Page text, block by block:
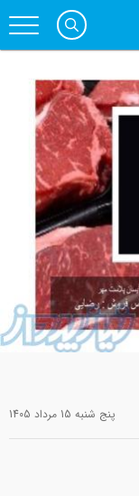
پنج شنبه 15 مرداد 1405